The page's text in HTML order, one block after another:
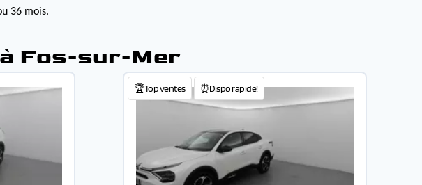
36 mois.
Fos-sur-Mer
🏆Top ventes ⏰Dispo rapide!